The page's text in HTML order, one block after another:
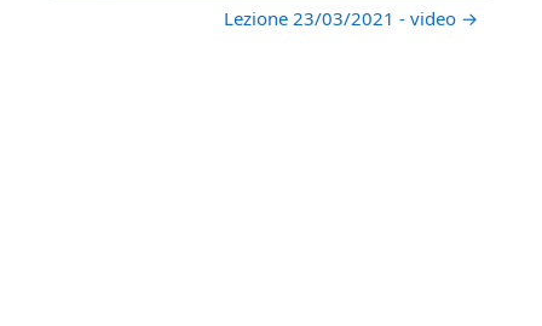
Lezione 23/03/2021 - video →